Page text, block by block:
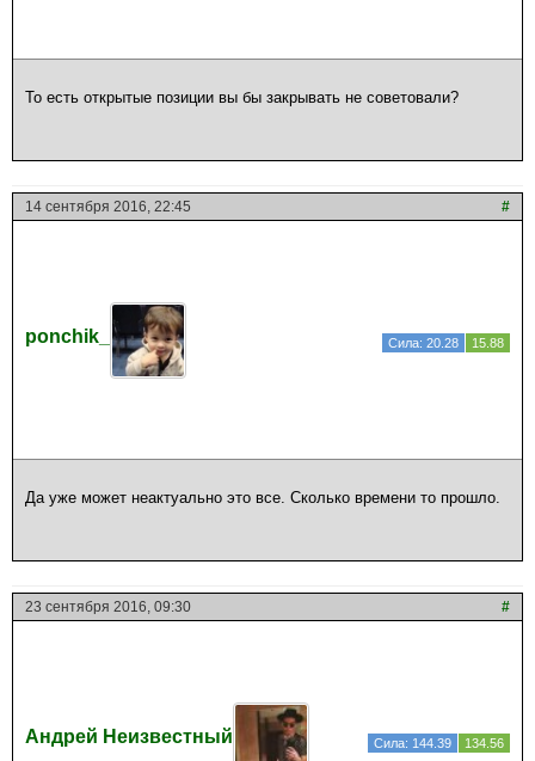
То есть открытые позиции вы бы закрывать не советовали?
14 сентября 2016, 22:45 #
ponchik_ Сила: 20.28 15.88
Да уже может неактуально это все. Сколько времени то прошло.
23 сентября 2016, 09:30 #
Андрей Неизвестный Сила: 144.39 134.56